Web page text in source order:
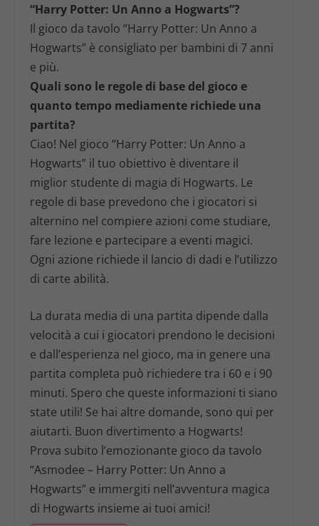
“Harry Potter: Un Anno a Hogwarts”?
Il gioco da tavolo “Harry Potter: Un Anno a
Hogwarts” è consigliato per bambini di 7 anni
e più.
Quali sono le regole di base del gioco e
quanto tempo mediamente richiede una
partita?
Ciao! Nel gioco “Harry Potter: Un Anno a
Hogwarts” il tuo obiettivo è diventare il
miglior studente di magia di Hogwarts. Le
regole di base prevedono che i giocatori si
alternino nel compiere azioni come studiare,
fare lezione e partecipare a eventi magici.
Ogni azione richiede il lancio di dadi e l’utilizzo
di carte abilità.
La durata media di una partita dipende dalla
velocità a cui i giocatori prendono le decisioni
e dall’esperienza nel gioco, ma in genere una
partita completa può richiedere tra i 60 e i 90
minuti. Spero che queste informazioni ti siano
state utili! Se hai altre domande, sono qui per
aiutarti. Buon divertimento a Hogwarts!
Prova subito l’emozionante gioco da tavolo
“Asmodee – Harry Potter: Un Anno a
Hogwarts” e immergiti nell’avventura magica
di Hogwarts insieme ai tuoi amici!